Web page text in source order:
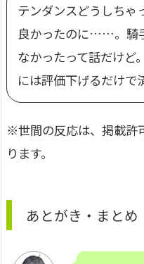
テンダンスどうしちゃ
良かったのに……。騎
なかったって話だけど
には評価下げるだけで
※世間の反応は、掲載許
ります。
あとがき・まとめ